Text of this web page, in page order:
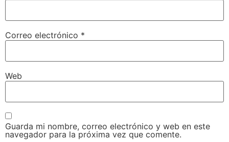
Correo electrónico *
Web
Guarda mi nombre, correo electrónico y web en este
navegador para la próxima vez que comente.